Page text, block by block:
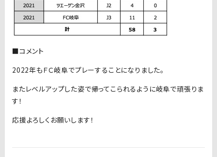
■コメント
2022年もＦＣ岐阜でプレーすることになりました。
またレベルアップした姿で帰ってこられるように岐阜で頑張りま
す！
応援よろしくお願いします！